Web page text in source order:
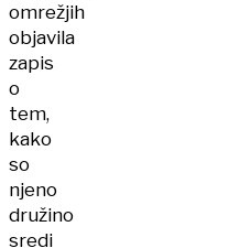
omrežjih
objavila
zapis
o
tem,
kako
so
njeno
družino
sredi